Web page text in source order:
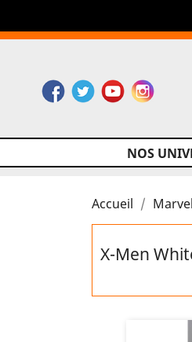
Facebook
TwitterYouTube
NOS
Accueil Marvel
X-Men